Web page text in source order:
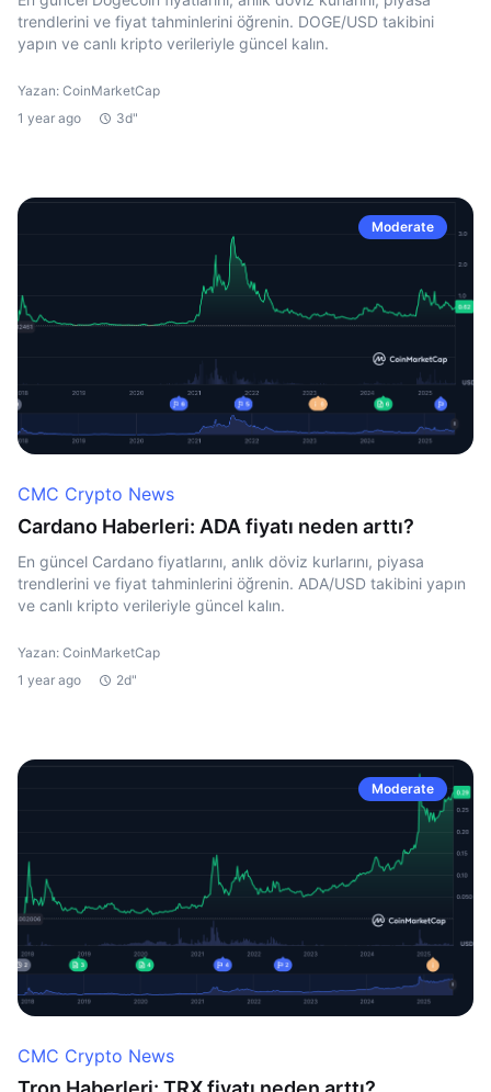
trendlerini ve fiyat tahminlerini öğrenin. DOGE/USD takibini
yapın ve canlı kripto verileriyle güncel kalın.
Yazan: CoinMarketCap
1 year ago
3d"
Moderate
CMC Crypto News
Cardano Haberleri: ADA fiyatı neden arttı?
En güncel Cardano fiyatlarını, anlık döviz kurlarını, piyasa
trendlerini ve fiyat tahminlerini öğrenin. ADA/USD takibini yapın
ve canlı kripto verileriyle güncel kalın.
Yazan: CoinMarketCap
1 year ago
2d"
Moderate
CMC Crypto News